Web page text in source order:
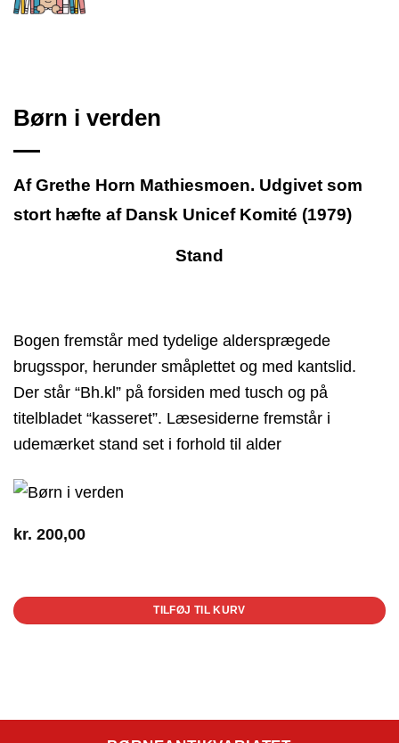
Børn i verden
Af Grethe Horn Mathiesmoen. Udgivet som
stort hæfte af Dansk Unicef Komité (1979)
Stand
Bogen fremstår med tydelige aldersprægede
brugsspor, herunder småplettet og med kantslid.
Der står “Bh.kl” på forsiden med tusch og på
titelbladet “kasseret”. Læsesiderne fremstår i
udemærket stand set i forhold til alder
kr. 200,00
TILFØJ TIL KURV